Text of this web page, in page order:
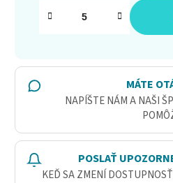
Jednotková cena:
MÁTE
NAPÍŠTE NÁM A NAŠI
POSLAŤ
KEĎ SA ZMENÍ